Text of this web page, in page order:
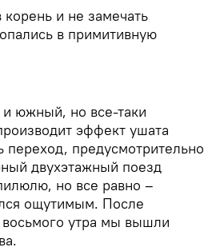
и не замечать
в примитивную
южный, но все-таки
эффект ушата
предусмотрительно
двухэтажный поезд
но все равно –
ощутимым. После
утра мы вышли